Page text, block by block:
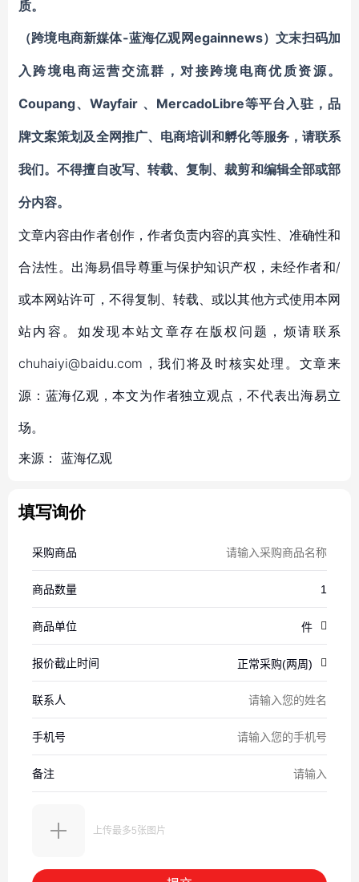
质。
（跨境电商新媒体-蓝海亿观网egainnews）文末扫码加
入 跨境电商运营交流群 ，对接跨境电商优质资源。
Coupang、Wayfair 、 MercadoLibre等平台入驻 ，品
牌文案策划及全网推广、电商培训和孵化等服务，请联系
我们。不得擅自改写、转载、复制、裁剪和编辑全部或部
分内容。
文章内容由作者创作，作者负责内容的真实性、准确性和
合法性。出海易倡导尊重与保护知识产权，未经作者和/
或本网站许可，不得复制、转载、或以其他方式使用本网
站内容。如发现本站文章存在版权问题，烦请联系
chuhaiyi@baidu.com，我们将及时核实处理。文章来
源：蓝海亿观，本文为作者独立观点，不代表出海易立
场。
来源： 蓝海亿观
填写询价